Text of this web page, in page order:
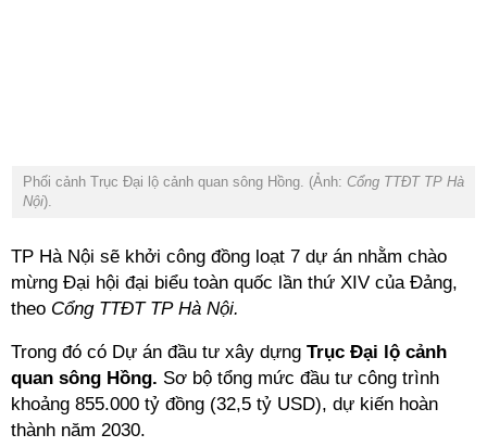
Phối cảnh Trục Đại lộ cảnh quan sông Hồng. (Ảnh: Cổng TTĐT TP Hà
Nội).
TP Hà Nội sẽ khởi công đồng loạt 7 dự án nhằm chào
mừng Đại hội đại biểu toàn quốc lần thứ XIV của Đảng,
theo Cổng TTĐT TP Hà Nội.
Trong đó có Dự án đầu tư xây dựng Trục Đại lộ cảnh
quan sông Hồng. Sơ bộ tổng mức đầu tư công trình
khoảng 855.000 tỷ đồng (32,5 tỷ USD), dự kiến hoàn
thành năm 2030.